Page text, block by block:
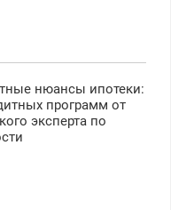
нюансы ипотеки:
программ от
эксперта по